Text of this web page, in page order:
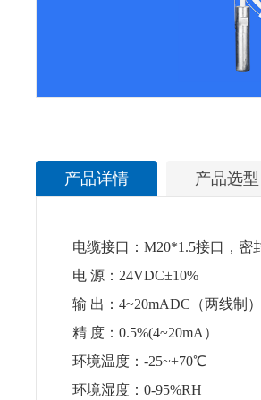
产品详情 产品选型
电缆接口：M20*1.5接口，密
电 源：24VDC±10%
输 出：4~20mADC（两线制）
精 度：0.5%(4~20mA）
环境温度：-25~+70℃
环境湿度：0-95%RH